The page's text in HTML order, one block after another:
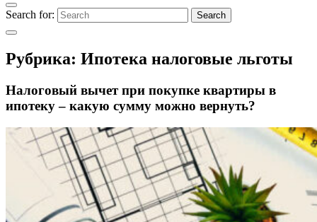
Search for: Search
Рубрика: Ипотека налоговые льготы
Налоговый вычет при покупке квартиры в
ипотеку – какую сумму можно вернуть?